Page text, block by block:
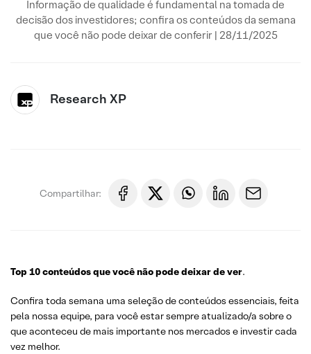
Informação de qualidade é fundamental na tomada de
decisão dos investidores; confira os conteúdos da semana
que você não pode deixar de conferir | 28/11/2025
Research XP
Compartilhar:
Top 10 conteúdos que você não pode deixar de ver.
Confira toda semana uma seleção de conteúdos essenciais, feita
pela nossa equipe, para você estar sempre atualizado/a sobre o
que aconteceu de mais importante nos mercados e investir cada
vez melhor.